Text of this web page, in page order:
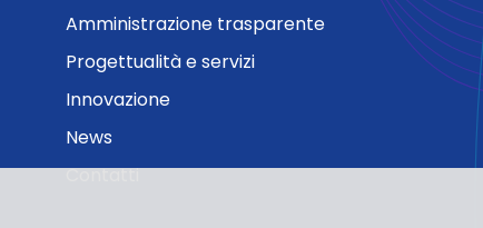
Amministrazione trasparente
Progettualità e servizi
Innovazione
News
Contatti